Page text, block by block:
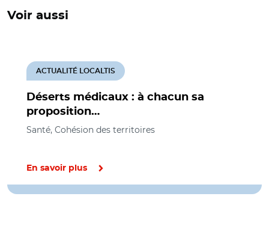
Voir aussi
Déserts médicaux : à chacun sa
proposition…
ACTUALITÉ LOCALTIS
Santé, Cohésion des territoires
En savoir plus